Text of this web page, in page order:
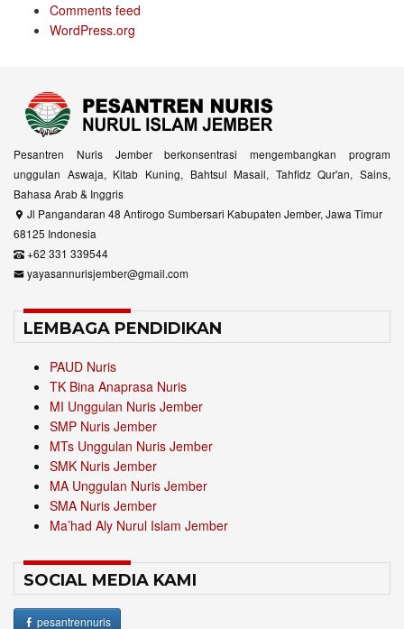
Comments feed
WordPress.org
Pesantren Nuris Jember berkonsentrasi mengembangkan program
unggulan Aswaja, Kitab Kuning, Bahtsul Masail, Tahfidz Qur'an, Sains,
Bahasa Arab & Inggris
Jl Pangandaran 48 Antirogo Sumbersari Kabupaten Jember, Jawa Timur
68125 Indonesia
+62 331 339544
yayasannurisjember@gmail.com
LEMBAGA PENDIDIKAN
PAUD Nuris
TK Bina Anaprasa Nuris
MI Unggulan Nuris Jember
SMP Nuris Jember
MTs Unggulan Nuris Jember
SMK Nuris Jember
MA Unggulan Nuris Jember
SMA Nuris Jember
Ma’had Aly Nurul Islam Jember
SOCIAL MEDIA KAMI
pesantrennuris